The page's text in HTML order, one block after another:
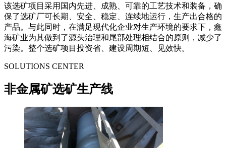
该选矿项目采用国内先进、成熟、可靠的工艺技术和装备，确
保了选矿厂可长期、安全、稳定、连续地运行，生产出合格的
产品。与此同时，在满足现代化企业对生产环境的要求下，鑫
海矿业为其做到了源头治理和尾部处理相结合的原则，减少了
污染。整个选矿项目投资省、建设周期短、见效快。
SOLUTIONS CENTER
非金属矿选矿生产线